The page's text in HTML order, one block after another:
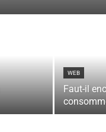
WEB
Faut-il